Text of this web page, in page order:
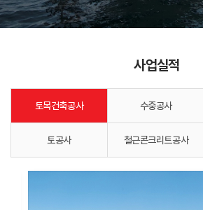
사업실적
토목건축공사 수중공사
토공사 철근콘크리트공사